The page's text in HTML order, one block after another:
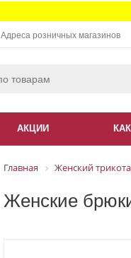
Адреса розничных магазинов
АКЦИИ
Главная Женский
Женские